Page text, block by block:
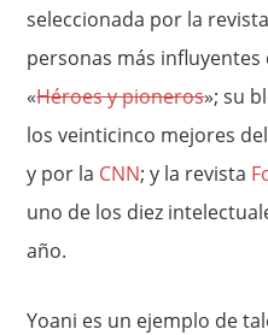
seleccionada por la
personas más
«Héroes y pioneros»; su
los veinticinco mejores
y por la CNN; y la revista
uno de los diez
año.
Yoani es un ejemplo de